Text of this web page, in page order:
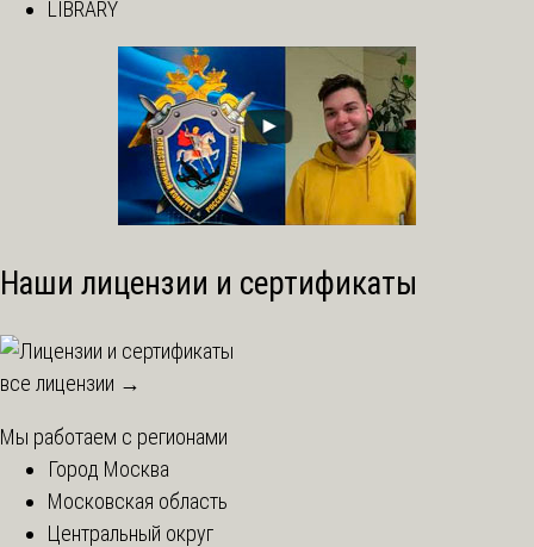
LIBRARY
Наши лицензии и сертификаты
все лицензии →
Мы работаем с регионами
Город Москва
Московская область
Центральный округ